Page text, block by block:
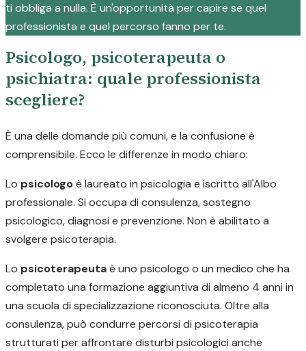
ti obbliga a nulla. È un'opportunità per capire se quel
professionista e quel percorso fanno per te.
Psicologo, psicoterapeuta o
psichiatra: quale professionista
scegliere?
È una delle domande più comuni, e la confusione è
comprensibile. Ecco le differenze in modo chiaro:
Lo psicologoè laureato in psicologia e iscritto all'Albo
professionale. Si occupa di consulenza, sostegno
psicologico, diagnosi e prevenzione. Non è abilitato a
svolgere psicoterapia.
Lo psicoterapeutaè uno psicologo o un medico che ha
completato una formazione aggiuntiva di almeno 4 anni in
una scuola di specializzazione riconosciuta. Oltre alla
consulenza, può condurre percorsi di psicoterapia
strutturati per affrontare disturbi psicologici anche